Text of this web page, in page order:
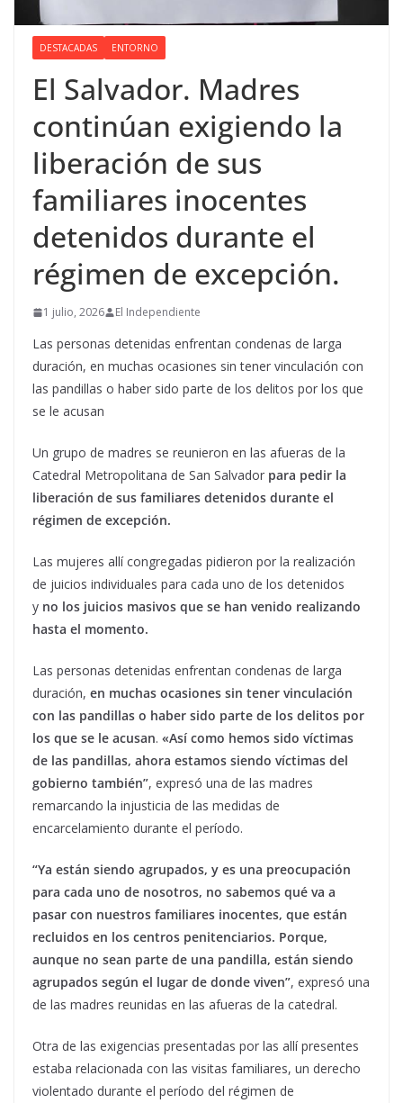
DESTACADAS ENTORNO
El Salvador. Madres
continúan exigiendo la
liberación de sus
familiares inocentes
detenidos durante el
régimen de excepción.
1 julio, 2026 El Independiente
Las personas detenidas enfrentan condenas de larga
duración, en muchas ocasiones sin tener vinculación con
las pandillas o haber sido parte de los delitos por los que
se le acusan
Un grupo de madres se reunieron en las afueras de la
Catedral Metropolitana de San Salvador para pedir la
liberación de sus familiares detenidos durante el
régimen de excepción.
Las mujeres allí congregadas pidieron por la realización
de juicios individuales para cada uno de los detenidos
y no los juicios masivos que se han venido realizando
hasta el momento.
Las personas detenidas enfrentan condenas de larga
duración, en muchas ocasiones sin tener vinculación
con las pandillas o haber sido parte de los delitos por
los que se le acusan. «Así como hemos sido víctimas
de las pandillas, ahora estamos siendo víctimas del
gobierno también”, expresó una de las madres
remarcando la injusticia de las medidas de
encarcelamiento durante el período.
“Ya están siendo agrupados, y es una preocupación
para cada uno de nosotros, no sabemos qué va a
pasar con nuestros familiares inocentes, que están
recluidos en los centros penitenciarios. Porque,
aunque no sean parte de una pandilla, están siendo
agrupados según el lugar de donde viven”, expresó una
de las madres reunidas en las afueras de la catedral.
Otra de las exigencias presentadas por las allí presentes
estaba relacionada con las visitas familiares, un derecho
violentado durante el período del régimen de